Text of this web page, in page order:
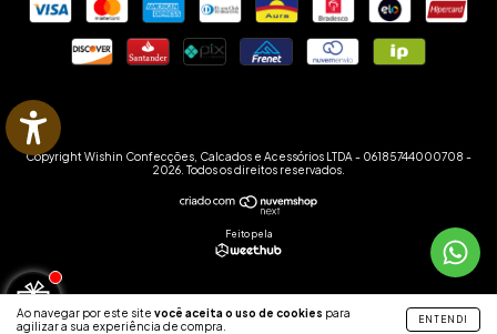
Ao navegar por este site você aceita o uso de cookies para
agilizar a sua experiência de compra.
ENTENDI
Copyright Wishin Confecções, Calcados e Acessórios LTDA - 06185744000708 -
2026. Todos os direitos reservados.
Feito pela